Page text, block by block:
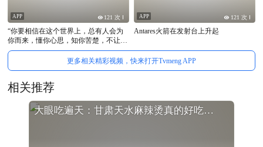
APP 121 次
“你要相信在这个世界上，总有人会为
你而来，懂你心思，知你苦楚，不让你
孤独，陪你风雨人生，也许会迟到，但
从不会缺席.”#你也会是某人的光
APP 121 次
Antares火箭在发射台上升起
更多相关精彩视频，快来打开Tvmeng APP
相关推荐
大眼吃遍天：甘肃天水麻辣烫真的好吃，天水